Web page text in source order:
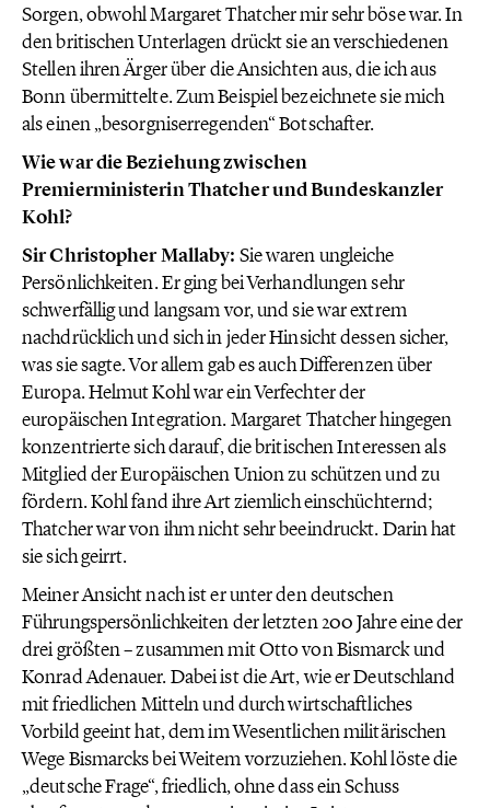
Sorgen, obwohl Margaret Thatcher mir sehr böse war. In
den britischen Unterlagen drückt sie an verschiedenen
Stellen ihren Ärger über die Ansichten aus, die ich aus
Bonn übermittelte. Zum Beispiel bezeichnete sie mich
als einen „besorgniserregenden“ Botschafter.
Wie war die Beziehung zwischen
Premierministerin Thatcher und Bundeskanzler
Kohl?
Sir Christopher Mallaby: Sie waren ungleiche
Persönlichkeiten. Er ging bei Verhandlungen sehr
schwerfällig und langsam vor, und sie war extrem
nachdrücklich und sich in jeder Hinsicht dessen sicher,
was sie sagte. Vor allem gab es auch Differenzen über
Europa. Helmut Kohl war ein Verfechter der
europäischen Integration. Margaret Thatcher hingegen
konzentrierte sich darauf, die britischen Interessen als
Mitglied der Europäischen Union zu schützen und zu
fördern. Kohl fand ihre Art ziemlich einschüchternd;
Thatcher war von ihm nicht sehr beeindruckt. Darin hat
sie sich geirrt.
Meiner Ansicht nach ist er unter den deutschen
Führungspersönlichkeiten der letzten 200 Jahre eine der
drei größten – zusammen mit Otto von Bismarck und
Konrad Adenauer. Dabei ist die Art, wie er Deutschland
mit friedlichen Mitteln und durch wirtschaftliches
Vorbild geeint hat, dem im Wesentlichen militärischen
Wege Bismarcks bei Weitem vorzuziehen. Kohl löste die
„deutsche Frage“, friedlich, ohne dass ein Schuss